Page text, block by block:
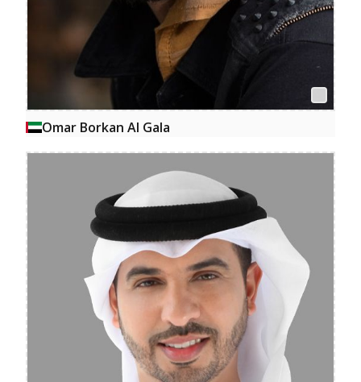
Omar Borkan Al Gala